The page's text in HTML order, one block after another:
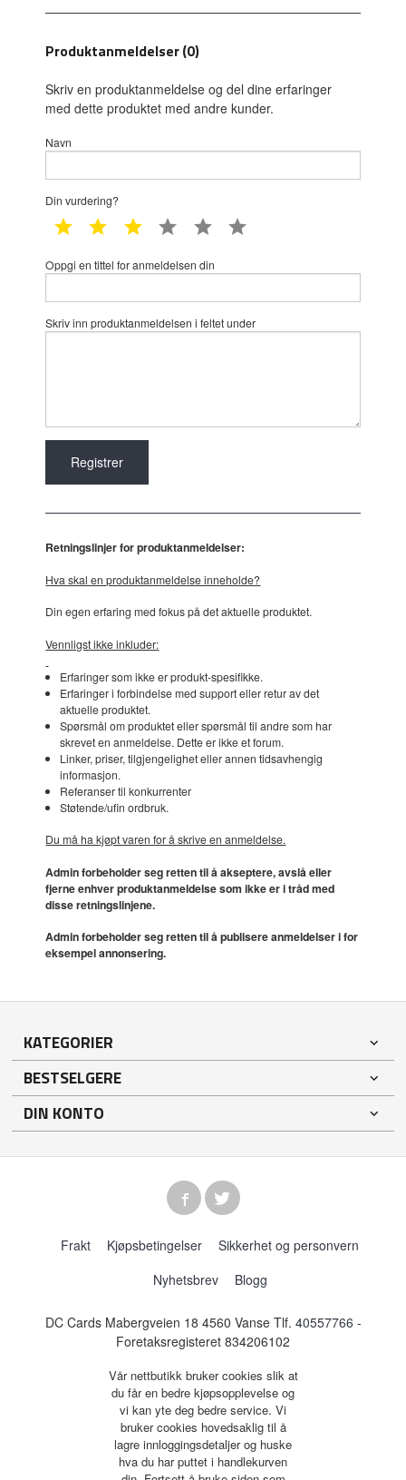
Produktanmeldelser (0)
Skriv en produktanmeldelse og del dine erfaringer
med dette produktet med andre kunder.
Navn
Din vurdering?
1 star 2 star 3 star 4 star 5 star
Oppgi en tittel for anmeldelsen din
Skriv inn produktanmeldelsen i feltet under
Retningslinjer for produktanmeldelser:
Hva skal en produktanmeldelse inneholde?
Din egen erfaring med fokus på det aktuelle produktet.
Vennligst ikke inkluder:
Erfaringer som ikke er produkt-spesifikke.
Erfaringer i forbindelse med support eller retur av det
aktuelle produktet.
Spørsmål om produktet eller spørsmål til andre som har
skrevet en anmeldelse. Dette er ikke et forum.
Linker, priser, tilgjengelighet eller annen tidsavhengig
informasjon.
Referanser til konkurrenter
Støtende/ufin ordbruk.
Du må ha kjøpt varen for å skrive en anmeldelse.
Admin forbeholder seg retten til å akseptere, avslå eller
fjerne enhver produktanmeldelse som ikke er i tråd med
disse retningslinjene.
Admin forbeholder seg retten til å publisere anmeldelser i for
eksempel annonsering.
KATEGORIER
BESTSELGERE
DIN KONTO
Frakt Kjøpsbetingelser
Sikkerhet og personvern
Nyhetsbrev
Blogg
DC Cards Mabergveien 18 4560 Vanse Tlf. 40557766 -
Foretaksregisteret 834206102
Vår nettbutikk bruker cookies slik at
du får en bedre kjøpsopplevelse og
vi kan yte deg bedre service. Vi
bruker cookies hovedsaklig til å
lagre innloggingsdetaljer og huske
hva du har puttet i handlekurven